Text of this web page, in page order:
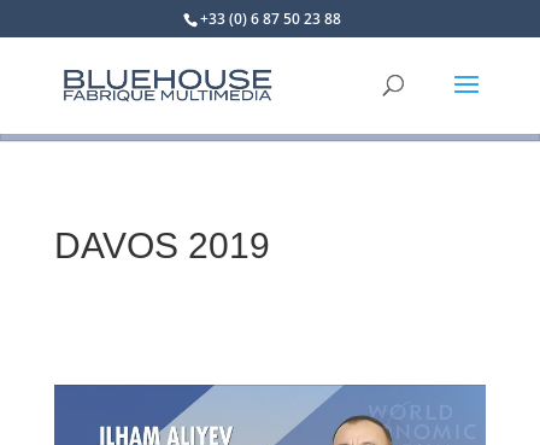
+33 (0) 6 87 50 23 88
DAVOS 2019